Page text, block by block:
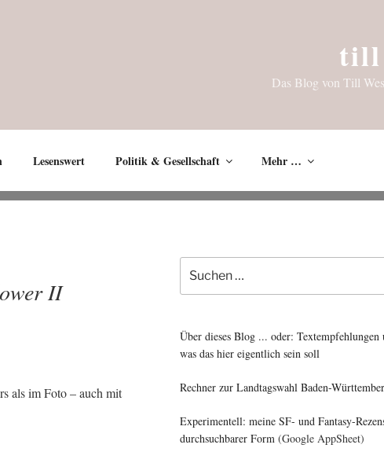
till
Das Blog von Till
Lesenswert Politik & Gesellschaft Mehr …
II
als im Foto – auch mit
Suche
nach:
Über dieses Blog ... oder: Textempfehlungen
was das hier eigentlich sein soll
Rechner zur Landtagswahl Baden-
Experimentell: meine SF- und Fantasy-
durchsuchbarer Form (Google AppSheet)